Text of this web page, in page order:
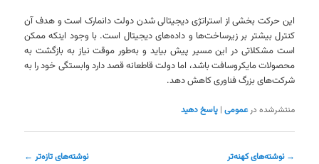
این حرکت بخشی از استراتژی دیجیتالی شدن دولت دانمارک است و هدف آن
کنترل بیشتر بر زیرساخت‌ها و داده‌های دیجیتال است. با وجود اینکه ممکن
است مشکلاتی در این مسیر پیش بیاید و به‌طور موقت نیاز به بازگشت به
محصولات مایکروسافت باشد، اما دولت قاطعانه قصد دارد وابستگی خود را به
شرکت‌های بزرگ فناوری کاهش دهد.
منتشرشده در عمومی |پاسخ دهید
ناوبری
→ نوشته‌های کهنه‌تر نوشته‌های تازه‌تر ←